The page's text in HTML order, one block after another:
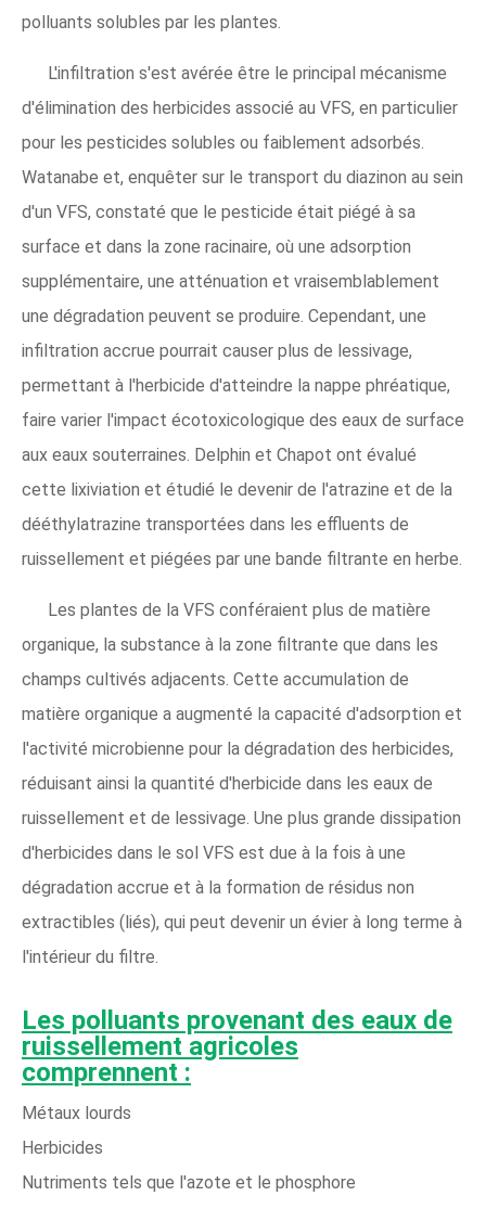
polluants solubles par les plantes.
L'infiltration s'est avérée être le principal mécanisme
d'élimination des herbicides associé au VFS, en particulier
pour les pesticides solubles ou faiblement adsorbés.
Watanabe et, enquêter sur le transport du diazinon au sein
d'un VFS, constaté que le pesticide était piégé à sa
surface et dans la zone racinaire, où une adsorption
supplémentaire, une atténuation et vraisemblablement
une dégradation peuvent se produire. Cependant, une
infiltration accrue pourrait causer plus de lessivage,
permettant à l'herbicide d'atteindre la nappe phréatique,
faire varier l'impact écotoxicologique des eaux de surface
aux eaux souterraines. Delphin et Chapot ont évalué
cette lixiviation et étudié le devenir de l'atrazine et de la
dééthylatrazine transportées dans les effluents de
ruissellement et piégées par une bande filtrante en herbe.
Les plantes de la VFS conféraient plus de matière
organique, la substance à la zone filtrante que dans les
champs cultivés adjacents. Cette accumulation de
matière organique a augmenté la capacité d'adsorption et
l'activité microbienne pour la dégradation des herbicides,
réduisant ainsi la quantité d'herbicide dans les eaux de
ruissellement et de lessivage. Une plus grande dissipation
d'herbicides dans le sol VFS est due à la fois à une
dégradation accrue et à la formation de résidus non
extractibles (liés), qui peut devenir un évier à long terme à
l'intérieur du filtre.
Les polluants provenant des eaux de
ruissellement agricoles
comprennent :
Métaux lourds
Herbicides
Nutriments tels que l'azote et le phosphore